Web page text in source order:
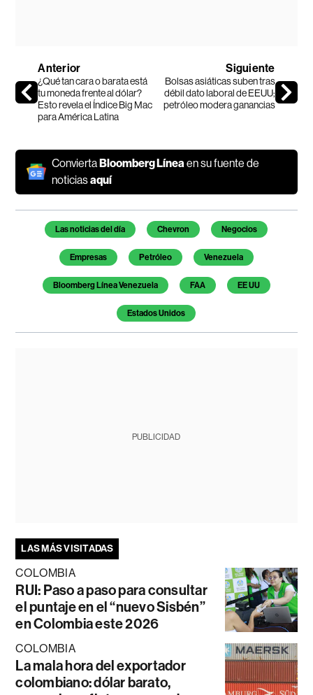
Anterior
¿Qué tan cara o barata está
tu moneda frente al dólar?
Esto revela el Índice Big Mac
para América Latina
Siguiente
Bolsas asiáticas suben tras
débil dato laboral de EEUU;
petróleo modera ganancias
ConviertaBloomberg Línea en su fuente de
noticiasaquí
Temas de este artículo
Las noticias del día Chevron Negocios
Empresas Petróleo Venezuela
Bloomberg Línea Venezuela FAA EE UU
Estados Unidos
PUBLICIDAD
LAS MÁS VISITADAS
COLOMBIA
RUI: Paso a paso para consultar
el puntaje en el “nuevo Sisbén”
en Colombia este 2026
COLOMBIA
La mala hora del exportador
colombiano: dólar barato,